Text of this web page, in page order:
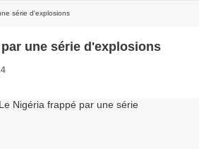
série d'explosions
une série d'explosions